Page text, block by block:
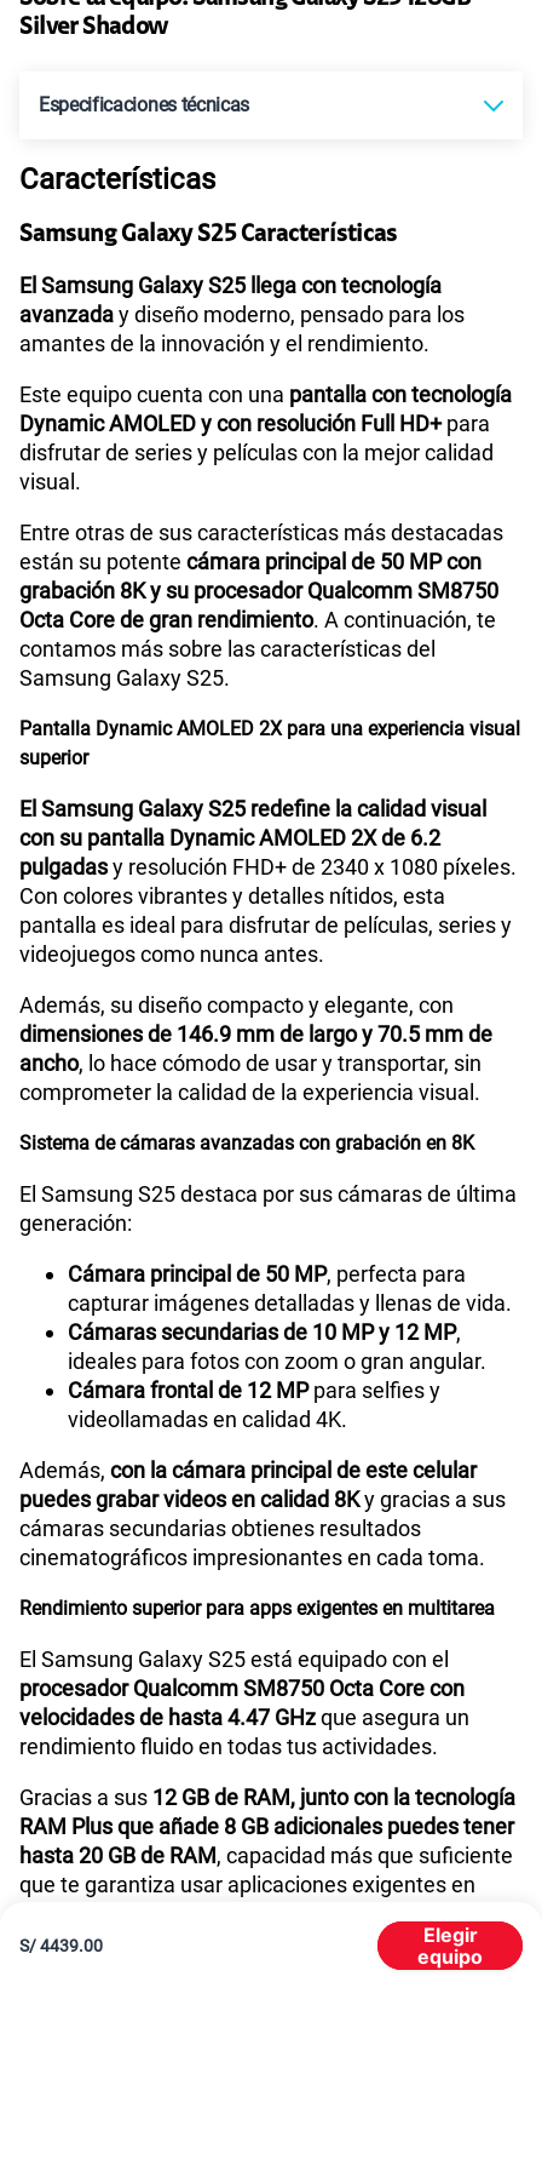
Paga solo
Silver Shadow
Especificaciones técnicas
Tecnología de Pantalla
Sistema operativo Android 15
Tamaño de Pantalla 6.2"
WiFI
Peso
Bluetooth
Cámara de fotos Principal 50MP + 10MP + 12MP
Cámara de fotos Frontal 12MP
Radio FM No
Capacidad Memoria Externa
Capacidad Memoria Interna 128GB
Capacidad Memoria RAM 12GB + 8GB
GPS Si
Lector de Huella
Dimensión 146.9 x 70.5 x 7.2
Características
Samsung Galaxy S25 Características
El Samsung Galaxy S25 llega con tecnología
avanzaday diseño moderno, pensado para los
amantes de la innovación y el rendimiento.
Este equipo cuenta con una pantalla con tecnología
Dynamic AMOLED y con resolución Full HD+para
disfrutar de series y películas con la mejor calidad
visual.
Entre otras de sus características más destacadas
están su potente cámara principal de 50 MP con
grabación 8K y su procesador Qualcomm SM8750
Octa Core de gran rendimiento. A continuación, te
contamos más sobre las características del
Samsung Galaxy S25.
Pantalla Dynamic AMOLED 2X para una experiencia visual
superior
El Samsung Galaxy S25 redefine la calidad visual
con su pantalla Dynamic AMOLED 2X de 6.2
pulgadasy resolución FHD+ de 2340 x 1080 píxeles.
Con colores vibrantes y detalles nítidos, esta
pantalla es ideal para disfrutar de películas, series y
videojuegos como nunca antes.
Además, su diseño compacto y elegante, con
dimensiones de 146.9 mm de largo y 70.5 mm de
ancho, lo hace cómodo de usar y transportar, sin
comprometer la calidad de la experiencia visual.
Sistema de cámaras avanzadas con grabación en 8K
El Samsung S25 destaca por sus cámaras de última
generación:
Cámara principal de 50 MP, perfecta para
capturar imágenes detalladas y llenas de vida.
Cámaras secundarias de 10 MP y 12 MP,
ideales para fotos con zoom o gran angular.
Cámara frontal de 12 MPpara selfies y
videollamadas en calidad 4K.
Además, con la cámara principal de este celular
puedes grabar videos en calidad 8Ky gracias a sus
cámaras secundarias obtienes resultados
cinematográficos impresionantes en cada toma.
Rendimiento superior para apps exigentes en multitarea
El Samsung Galaxy S25 está equipado con el
procesador Qualcomm SM8750 Octa Core con
velocidades de hasta 4.47 GHzque asegura un
rendimiento fluido en todas tus actividades.
Gracias a sus 12 GB de RAM, junto con la tecnología
RAM Plus que añade 8 GB adicionales puedes tener
hasta 20 GB de RAM, capacidad más que suficiente
que te garantiza usar aplicaciones exigentes en
Batería con carga rápida de gran capacidad
S/4439.00
Elegir
equipo